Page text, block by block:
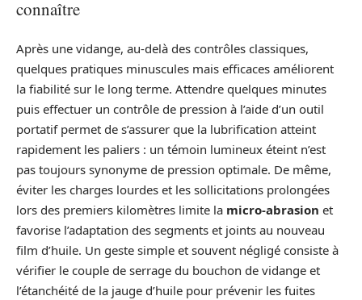
connaître
Après une vidange, au-delà des contrôles classiques,
quelques pratiques minuscules mais efficaces améliorent
la fiabilité sur le long terme. Attendre quelques minutes
puis effectuer un contrôle de pression à l’aide d’un outil
portatif permet de s’assurer que la lubrification atteint
rapidement les paliers : un témoin lumineux éteint n’est
pas toujours synonyme de pression optimale. De même,
éviter les charges lourdes et les sollicitations prolongées
lors des premiers kilomètres limite la micro-abrasion et
favorise l’adaptation des segments et joints au nouveau
film d’huile. Un geste simple et souvent négligé consiste à
vérifier le couple de serrage du bouchon de vidange et
l’étanchéité de la jauge d’huile pour prévenir les fuites